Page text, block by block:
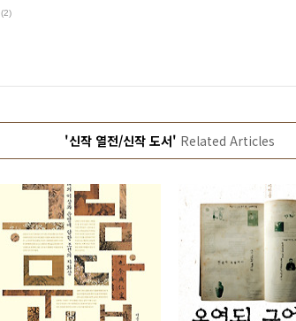
(2)
'신작 열전/신작 도서' Related Articles